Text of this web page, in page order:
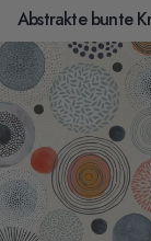
Abstrakte bunte